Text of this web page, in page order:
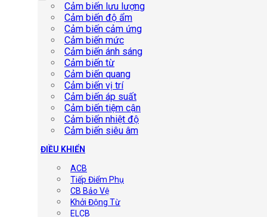
Cảm biến lưu lượng
Cảm biến độ ẩm
Cảm biến cảm ứng
Cảm biến mức
Cảm biến ánh sáng
Cảm biến từ
Cảm biến quang
Cảm biến vị trí
Cảm biến áp suất
Cảm biến tiệm cận
Cảm biến nhiệt độ
Cảm biến siêu âm
ĐIỀU KHIỂN
ACB
Tiếp Điểm Phụ
CB Bảo Vệ
Khởi Động Từ
ELCB